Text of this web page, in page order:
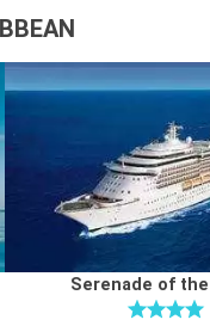
Serenade of the